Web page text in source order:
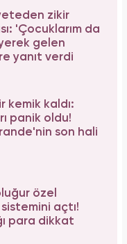
Taylor
oldu!
açıkladı!